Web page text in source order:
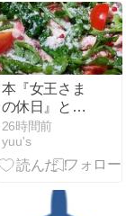
り
本『女王さま
の休日』と9
連休スタート
26時間前
yuu's